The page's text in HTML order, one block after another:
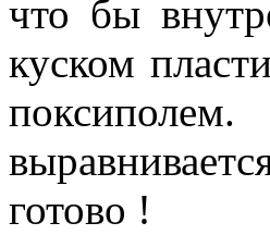
что бы
куском
готово !